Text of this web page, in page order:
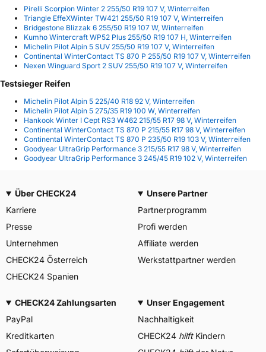
Pirelli Scorpion Winter 2 255/50 R19 107 V, Winterreifen
Triangle EffeXWinter TW421 255/50 R19 107 V, Winterreifen
Bridgestone Blizzak 6 255/50 R19 107 W, Winterreifen
Kumho Wintercraft WP52 Plus 255/50 R19 107 H, Winterreifen
Michelin Pilot Alpin 5 SUV 255/50 R19 107 V, Winterreifen
Continental WinterContact TS 870 P 255/50 R19 107 V, Winterreifen
Nexen Winguard Sport 2 SUV 255/50 R19 107 V, Winterreifen
Testsieger Reifen
Michelin Pilot Alpin 5 225/40 R18 92 V, Winterreifen
Michelin Pilot Alpin 5 275/35 R19 100 W, Winterreifen
Hankook Winter I Cept RS3 W462 215/55 R17 98 V, Winterreifen
Continental WinterContact TS 870 P 215/55 R17 98 V, Winterreifen
Continental WinterContact TS 870 P 235/50 R19 103 V, Winterreifen
Goodyear UltraGrip Performance 3 215/55 R17 98 V, Winterreifen
Goodyear UltraGrip Performance 3 245/45 R19 102 V, Winterreifen
Über CHECK24
Karriere
Presse
Unternehmen
CHECK24 Österreich
CHECK24 Spanien
Unsere Partner
Partnerprogramm
Profi werden
Affiliate werden
Werkstattpartner werden
CHECK24 Zahlungsarten
PayPal
Kreditkarten
Unser Engagement
Nachhaltigkeit
CHECK24 hilftKindern